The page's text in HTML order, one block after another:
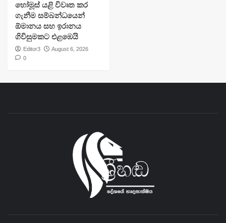
හෝමූස් යළි විවෘත කර
ගැනීම සම්බන්ධයෙන්
ඕමානය සහ ඉරානය
ගිවිසුමකට එළඹෙයි
Editor3
August 6, 2026
0